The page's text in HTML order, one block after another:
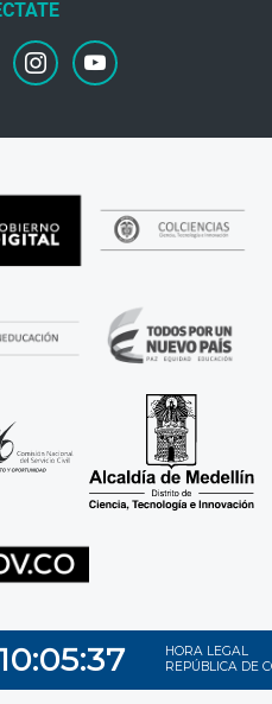
instagramyoutube